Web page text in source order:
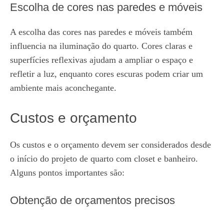
Escolha de cores nas paredes e móveis
A escolha das cores nas paredes e móveis também
influencia na iluminação do quarto. Cores claras e
superfícies reflexivas ajudam a ampliar o espaço e
refletir a luz, enquanto cores escuras podem criar um
ambiente mais aconchegante.
Custos e orçamento
Os custos e o orçamento devem ser considerados desde
o início do projeto de quarto com closet e banheiro.
Alguns pontos importantes são:
Obtenção de orçamentos precisos